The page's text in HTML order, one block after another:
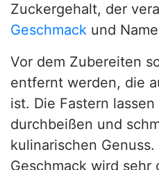
Zuckergehalt, der
Geschmack und
Vor dem Zubereiten
entfernt werden, die
ist. Die Fastern
durchbeißen und
kulinarischen
Geschmack wird